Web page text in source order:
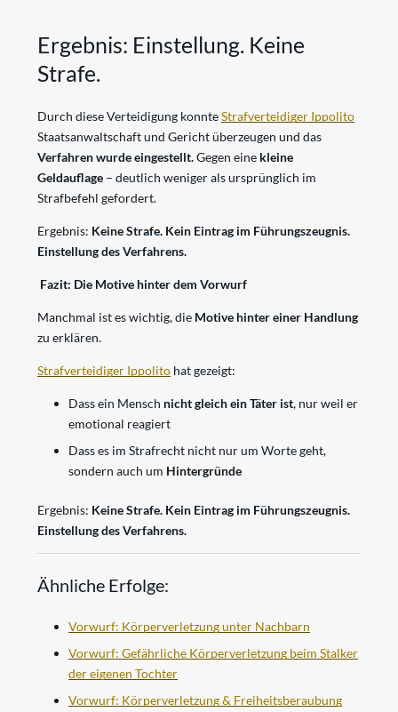
Ergebnis: Einstellung. Keine
Strafe.
Durch diese Verteidigung konnteStrafverteidiger Ippolito
Staatsanwaltschaft und Gericht überzeugen und das
Verfahren wurde eingestellt.Gegen eine kleine
Geldauflage – deutlich weniger als ursprünglich im
Strafbefehl gefordert.
Ergebnis: Keine Strafe. Kein Eintrag im Führungszeugnis.
Einstellung des Verfahrens.
Fazit: Die Motive hinter dem Vorwurf
Manchmal ist es wichtig, die Motive hinter einer Handlung
zu erklären.
Strafverteidiger Ippolito hat gezeigt:
Dass ein Mensch nicht gleich ein Täter ist, nur weil er
emotional reagiert
Dass es im Strafrecht nicht nur um Worte geht,
sondern auch um Hintergründe
Ergebnis: Keine Strafe. Kein Eintrag im Führungszeugnis.
Einstellung des Verfahrens.
Ähnliche Erfolge:
Vorwurf: Körperverletzung unter Nachbarn
Vorwurf: Gefährliche Körperverletzung beim Stalker
der eigenen Tochter
Vorwurf: Körperverletzung & Freiheitsberaubung